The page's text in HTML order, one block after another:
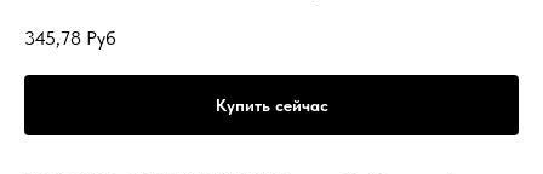
345,78 Руб
Купить сейчас